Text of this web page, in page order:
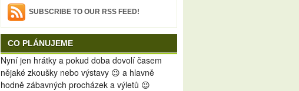
SUBSCRIBE TO OUR RSS FEED!
CO PLÁNUJEME
Nyní jen hrátky a pokud doba dovolí časem
nějaké zkoušky nebo výstavy 😉 a hlavně
hodně zábavných procházek a výletů 😉